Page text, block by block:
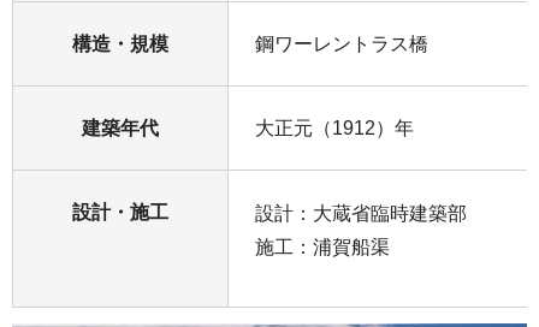
構造・規模 鋼ワーレントラス橋
建築年代 大正元（1912）年
設計・施工
設計：大蔵省臨時建築部
施工：浦賀船渠